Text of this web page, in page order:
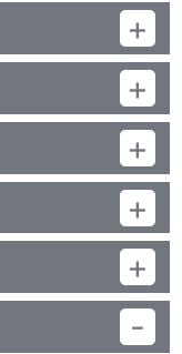
ケット
／BD25G／
･OFF可能)／カラー
られた千歌たち。部
と国木田花丸の2人
する。ルビィは、スク
、スクールアイドル
いた。そんなルビィ
丈司／作画監督：古川
馬／作画監督：石川
和男／シリーズ構成：
／松浦果南：諏訪なな
夏／津島善子：小林愛
愛奈／黒澤ルビィ：